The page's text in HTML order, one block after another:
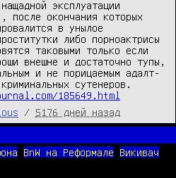
эксплуатации
после окончания которых
в унылое
либо порноактрисы
таковыми только если
внешне и достаточно тупы,
и не порицаемым адалт-
185649.html
/ 5176 дней назад
BnW на Реформале
Викивач